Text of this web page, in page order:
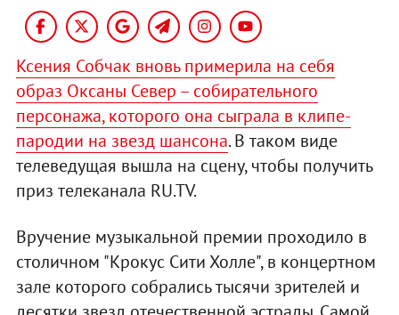
Ксения Собчак вновь примерила на себя
образ Оксаны Север – собирательного
персонажа, которого она сыграла в клипе-
пародии на звезд шансона. В таком виде
телеведущая вышла на сцену, чтобы получить
приз телеканала RU.TV.
Вручение музыкальной премии проходило в
столичном "Крокус Сити Холле", в концертном
зале которого собрались тысячи зрителей и